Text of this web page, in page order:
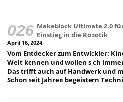
Makeblock Ultimate 2.0
Einstieg in die Robotik
April 16, 2024
Vom Entdecker zum Entwickler:
Welt kennen und wollen sich
Das trifft auch auf Handwerk und
Schon seit Jahren begeistern